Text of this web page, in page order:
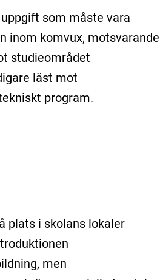
som måste vara
inom komvux,
studieområdet
läst mot
program.
plats i skolans lokaler
men